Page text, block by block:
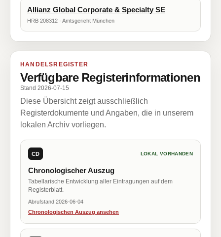
Allianz Global Corporate & Specialty SE
HRB 208312 · Amtsgericht München
HANDELSREGISTER
Verfügbare Registerinformationen
Stand 2026-07-15
Diese Übersicht zeigt ausschließlich
Registerdokumente und Angaben, die in unserem
lokalen Archiv vorliegen.
CD LOKAL VORHANDEN
Chronologischer Auszug
Tabellarische Entwicklung aller Eintragungen auf dem
Registerblatt.
Abrufstand 2026-06-04
Chronologischen Auszug ansehen